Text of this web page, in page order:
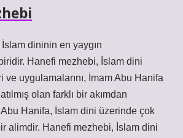
İslam dininin en yaygın
Hanefi mezhebi, İslam dini
ve uygulamalarını, İmam Abu Hanifa
olan farklı bir akımdan
Abu Hanifa, İslam dini üzerinde çok
alimdir. Hanefi mezhebi, İslam dini